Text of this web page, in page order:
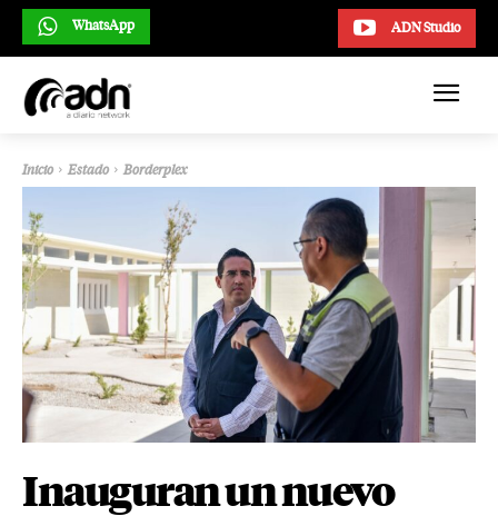
ADN Studio
WhatsApp
Inicio Estado Borderplex
Inauguran un nuevo